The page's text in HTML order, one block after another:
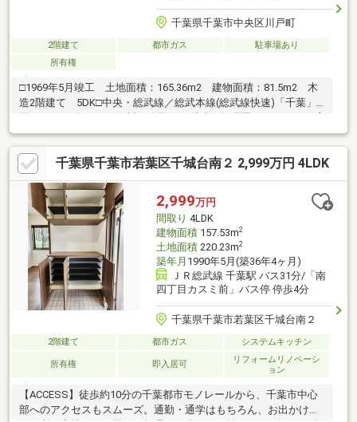
千葉県千葉市中央区川戸町
2階建て 都市ガス
駐車場あり
所有権
□1969年5月竣工 土地面積：165.36m2 建物面積：81.5m2 木
造2階建て 5DK□中央・総武線／総武本線(総武線快速)「千葉」
をしっかり確保しつつ、 共有スペースもしっかり取られていま
す□用途地域：第一種低層住居専用地域□浴室・トイレに窓あり
自然換気ができ、湿気やニオイがこもりにくく、 清潔な空間を
保ちやすい仕様です
千葉県千葉市若葉区千城台南２ 2,999万円 4LDK
2,999万円
間取り 4LDK
建物面積157.53m2
土地面積220.23m2
築年月 1990年5月(築36年4ヶ月)
ＪＲ総武線 千葉駅 バス31分/「南
四丁目カスミ前」バス停 停歩4分
千葉県千葉市若葉区千城台南２
2階建て 都市ガス システムキッチン
所有権 即入居可
リフォームリノベーシ
ョン
【ACCESS】徒歩約10分の千葉都市モノレールから、千葉市中心
部へのアクセスもスムーズ。通勤・通学はもちろん、お出かけに